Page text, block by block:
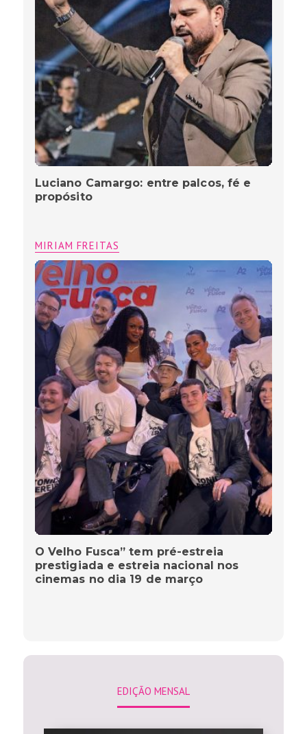
Luciano Camargo: entre palcos, fé e
propósito
MIRIAM FREITAS
O Velho Fusca” tem pré-estreia
prestigiada e estreia nacional nos
cinemas no dia 19 de março
EDIÇÃO MENSAL